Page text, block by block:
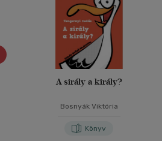
A sirály a király?
Bosnyák Viktória
Könyv